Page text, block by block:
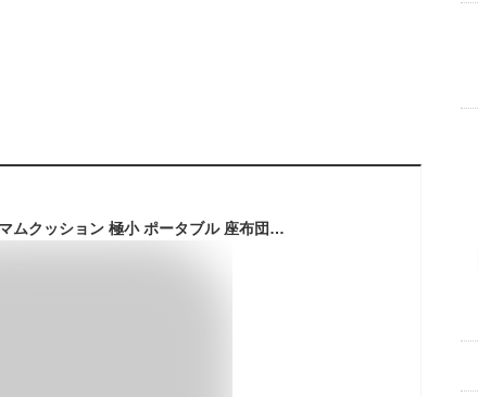
折りたたみ 携帯 ミニマムクッション 極小 ポータブル 座布団 ファスナー付き コンパクト 軽量 持ち運び 極厚 低反発 クッションマット かわいい アウトドア キャンプ 釣り テーマパーク 旅行 カナロア ウェットスーツ素材 CARESTAR